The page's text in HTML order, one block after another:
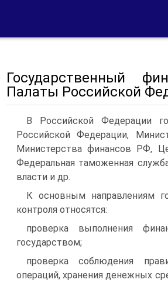
Государственный
Палаты Российской
В Российской Федерации
Российской Федерации,
Министерства финансов РФ,
Федеральная таможенная
власти и др.
К основным направлениям
контроля относятся:
проверка выполнения
государством;
проверка соблюдения
операций, хранения денежных